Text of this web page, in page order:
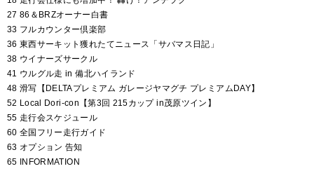
27 86＆BRZオーナー白書
33 フルカウンター倶楽部
36 東西サーキット獲れたてニュース「サバマス日記」
38 ウイナーズサークル
41 ウルグル走 in 備北ハイランド
48 滑写【DELTAプレミアム ガレージヤマグチ プレミアムDAY】
52 Local Dori-con【第3回 215カップ in茂原ツイン】
55 走行会スケジュール
60 全国フリー走行ガイド
63 オプション 告知
65 INFORMATION